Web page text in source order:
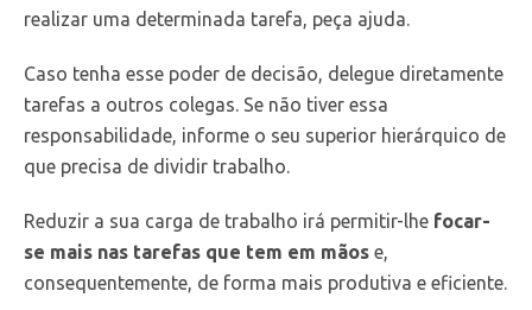
realizar uma determinada tarefa, peça ajuda.
Caso tenha esse poder de decisão, delegue diretamente
tarefas a outros colegas. Se não tiver essa
responsabilidade, informe o seu superior hierárquico de
que precisa de dividir trabalho.
Reduzir a sua carga de trabalho irá permitir-lhe focar-
se mais nas tarefas que tem em mãos e,
consequentemente, de forma mais produtiva e eficiente.